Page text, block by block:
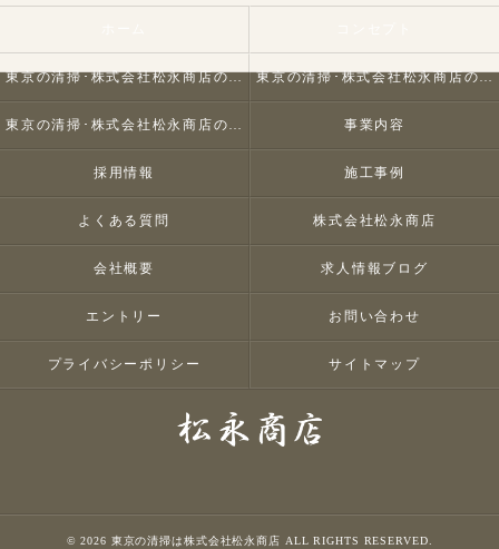
東京の清掃･株式会社松永商店の口コミ情報 東京の清掃･株式会社松永商店の評判
東京の清掃･株式会社松永商店のお客様の声 事業内容
採用情報 施工事例
よくある質問 株式会社松永商店
会社概要 求人情報ブログ
エントリー お問い合わせ
プライバシーポリシー サイトマップ
© 2026 東京の清掃は株式会社松永商店 ALL RIGHTS RESERVED.